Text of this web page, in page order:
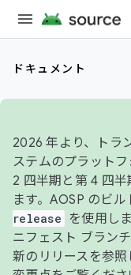
ドキュメント
2026 年より、トラ
ステムのプラット
2 四半期と第 4 四
ます。AOSP のビル
release
を使用しま
ニフェスト ブラン
新のリリースを参